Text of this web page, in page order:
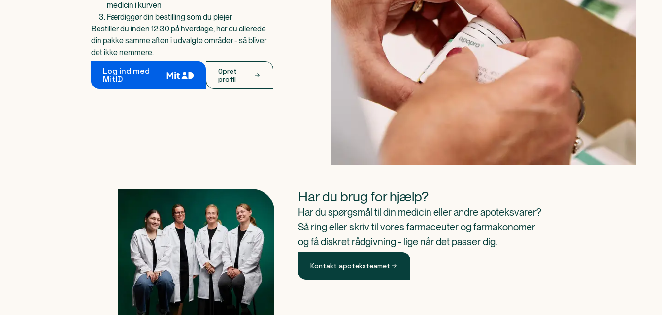
medicin i kurven
Færdiggør din bestilling som du plejer
Bestiller du inden 12:30 på hverdage, har du allerede
din pakke samme aften i udvalgte områder - så bliver
det ikke nemmere.
Log ind med
MitID
Opret
profil
Har du brug for hjælp?
Har du spørgsmål til din medicin eller andre apoteksvarer?
Så ring eller skriv til vores farmaceuter og farmakonomer
og få diskret rådgivning - lige når det passer dig.
Kontakt apoteksteamet